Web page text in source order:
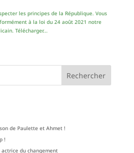
les principes de la République. Vous
à la loi du 24 août 2021 notre
Télécharger...
de Paulette et Ahmet !
!
du changement